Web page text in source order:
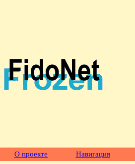
О проекте Навигация